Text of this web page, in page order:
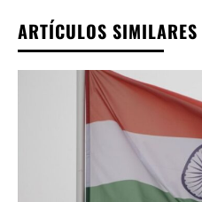
ARTÍCULOS SIMILARES